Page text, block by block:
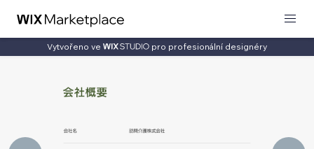
Vytvořeno ve pro profesionální designéry